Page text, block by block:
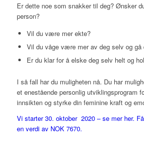
Er dette noe som snakker til deg? Ønsker
person?
Vil du være mer ekte?
Vil du våge være mer av deg selv og gå
Er du klar for å elske deg selv helt og
I så fall har du muligheten nå. Du har
et enestående personlig utviklingsprogram
innsikten og styrke din feminine kraft og
Vi starter 30. oktober 2020 – se mer her.
en verdi av NOK 7670.